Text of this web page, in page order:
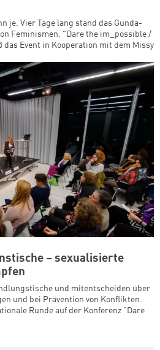
je. Vier Tage lang stand das Gunda-
Feminismen. "Dare the im_possible /
das Event in Kooperation mit dem Missy
– sexualisierte
und mitentscheiden über
und bei Prävention von Konflikten.
Runde auf der Konferenz "Dare